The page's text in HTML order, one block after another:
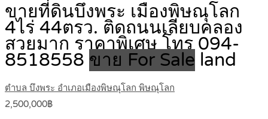
ขายที่ดินบึงพระ เมืองพิษณุโลก
4ไร่ 44ตรว. ติดถนนเลียบคลอง
สวยมาก ราคาพิเศษ โทร 094-
8518558 ขาย For Sale land
ตำบล บึงพระ อำเภอเมืองพิษณุโลก พิษณุโลก
2,500,000฿